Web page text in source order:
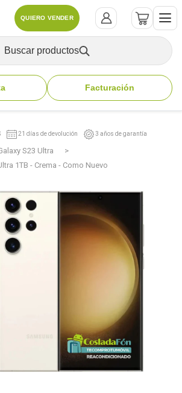
QUIERO VENDER
Buscar productos
Facturación
S23 Ultra
1TB - Crema - Como Nuevo
21 días de devolución 3 años de garantía